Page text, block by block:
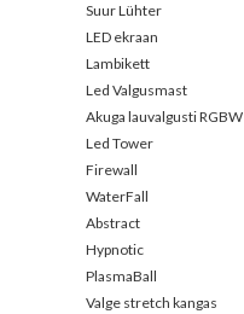
Suur Lühter
LED ekraan
Lambikett
Led Valgusmast
Akuga lauvalgusti RGBW
Led Tower
Firewall
WaterFall
Abstract
Hypnotic
PlasmaBall
Valge stretch kangas